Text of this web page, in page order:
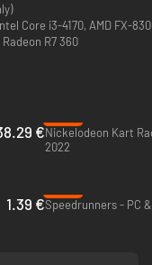
je Nickelodeon-
op het tennisveld. Laat
die uniek zijn
Core i3-4170, AMD FX-
R7 360
€
2022
1.39 €Speedrunners - PC